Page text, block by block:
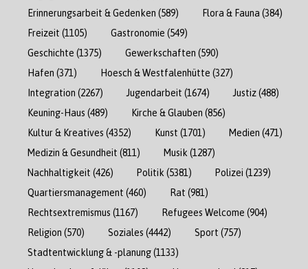
Erinnerungsarbeit & Gedenken (589) Flora & Fauna (384)
Freizeit (1105) Gastronomie (549)
Geschichte (1375) Gewerkschaften (590)
Hafen (371) Hoesch & Westfalenhütte (327)
Integration (2267) Jugendarbeit (1674) Justiz(488)
Keuning-Haus (489) Kirche & Glauben (856)
Kultur & Kreatives (4352) Kunst (1701) Medien (471)
Medizin & Gesundheit (811) Musik (1287)
Nachhaltigkeit (426) Politik (5381) Polizei (1239)
Quartiersmanagement (460) Rat (981)
Rechtsextremismus (1167) Refugees Welcome (904)
Religion (570) Soziales (4442) Sport (757)
Stadtentwicklung & -planung(1133)